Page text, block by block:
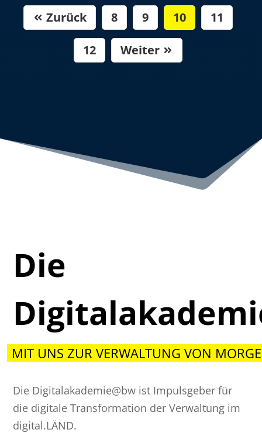
 Zurück 8 9 10 11
12 Weiter 
Die
MIT UNS ZUR VERWALTUNG VON
Die Digitalakademie@bw ist Impulsgeber für
die digitale Transformation der Verwaltung im
digital.LÄND.